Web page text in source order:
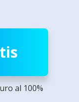
al 100%